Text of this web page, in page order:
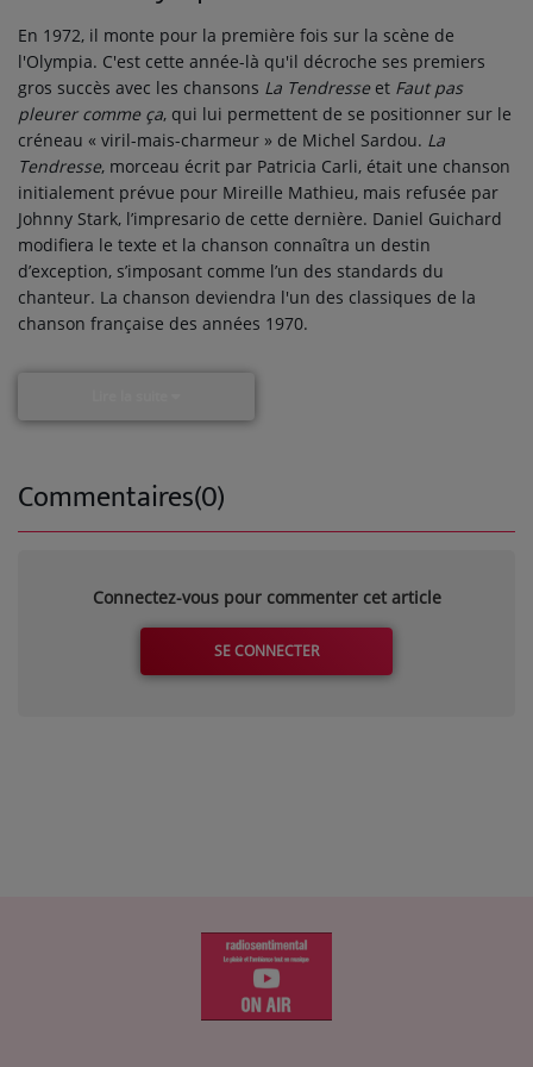
En 1972, il monte pour la première fois sur la scène de
l'Olympia. C'est cette année-là qu'il décroche ses premiers
gros succès avec les chansons La Tendresseet Faut pas
pleurer comme ça, qui lui permettent de se positionner sur le
créneau « viril-mais-charmeur » de Michel Sardou. La
Tendresse, morceau écrit par Patricia Carli, était une chanson
initialement prévue pour Mireille Mathieu, mais refusée par
Johnny Stark, l’impresario de cette dernière. Daniel Guichard
modifiera le texte et la chanson connaîtra un destin
d’exception, s’imposant comme l’un des standards du
chanteur. La chanson deviendra l'un des classiques de la
chanson française des années 1970.
Commentaires(0)
Connectez-vous pour commenter cet article
SE CONNECTER